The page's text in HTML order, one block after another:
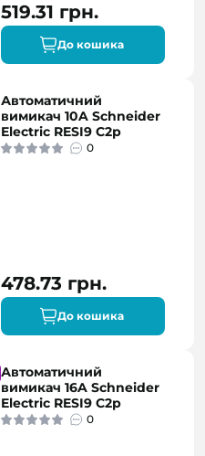
519.31 грн.
До кошика
Автоматичний
вимикач 10A Schneider
Electric RESI9 C2р
0
478.73 грн.
До кошика
Автоматичний
вимикач 16A Schneider
Electric RESI9 C2р
0